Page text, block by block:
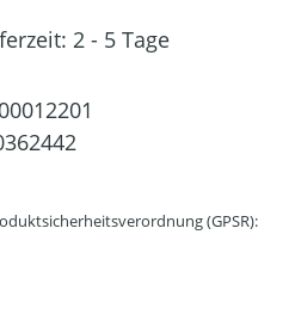
2 - 5 Tage
(GPSR):